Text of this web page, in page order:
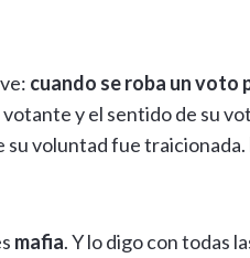
cuando se roba un voto
y el sentido de su
su voluntad fue traicionada.
mafia. Y lo digo con todas